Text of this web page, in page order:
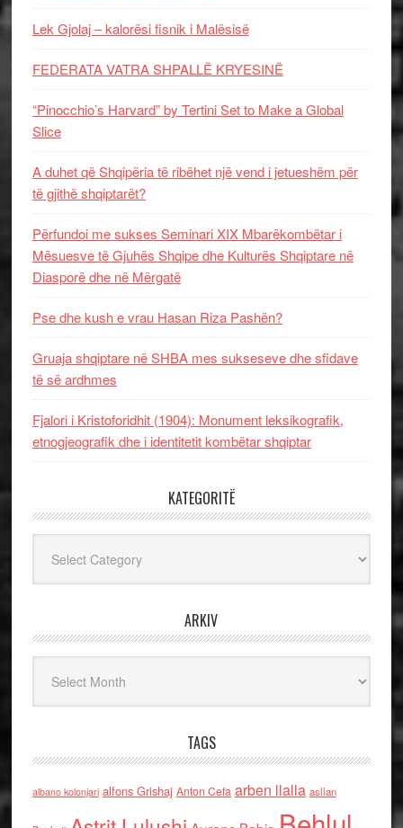
Lek Gjolaj – kalorësi fisnik i Malësisë
FEDERATA VATRA SHPALLË KRYESINË
“Pinocchio’s Harvard” by Tertini Set to Make a Global
Slice
A duhet që Shqipëria të ribëhet një vend i jetueshëm për
të gjithë shqiptarët?
Përfundoi me sukses Seminari XIX Mbarëkombëtar i
Mësuesve të Gjuhës Shqipe dhe Kulturës Shqiptare në
Diasporë dhe në Mërgatë
Pse dhe kush e vrau Hasan Riza Pashën?
Gruaja shqiptare në SHBA mes sukseseve dhe sfidave
të së ardhmes
Fjalori i Kristoforidhit (1904): Monument leksikografik,
etnogjeografik dhe i identitetit kombëtar shqiptar
KATEGORITË
ARKIV
TAGS
albano kolonjari alfons Grishaj Anton Cefa arben llalla asllan